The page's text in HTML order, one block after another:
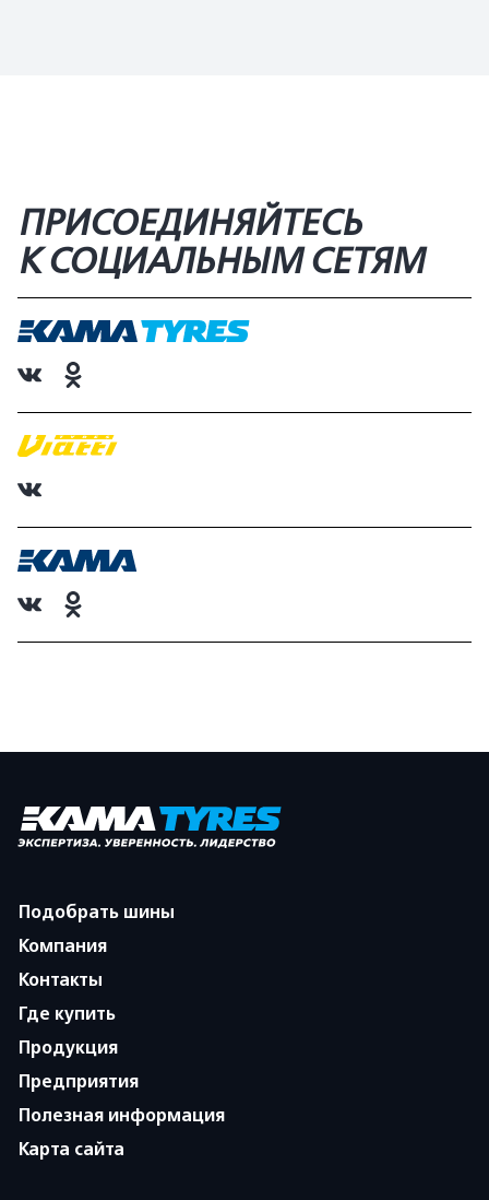
ПРИСОЕДИНЯЙТЕСЬ
К СОЦИАЛЬНЫМ СЕТЯМ
Подобрать шины
Компания
Контакты
Где купить
Продукция
Предприятия
Полезная информация
Карта сайта